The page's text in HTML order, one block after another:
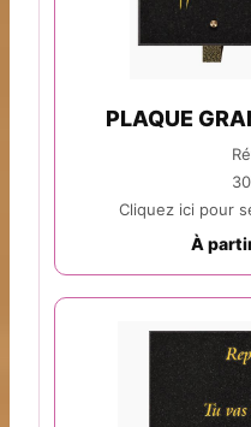
PLAQUE
Cliquez ici pour
À